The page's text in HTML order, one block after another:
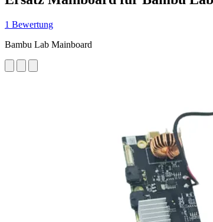
1 Bewertung
Bambu Lab Mainboard